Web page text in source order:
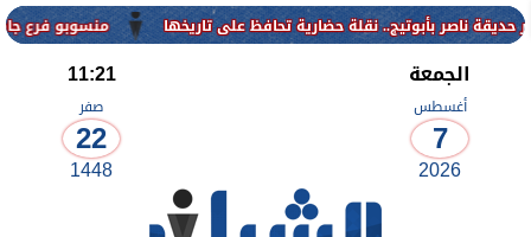
منسوبو فرع جامعة الأزهر للوجه
الجمعة
أغسطس
7
2026
11:21
صفر
22
1448